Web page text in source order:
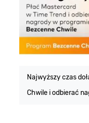
Najwyższy czas
Chwile i odbierać